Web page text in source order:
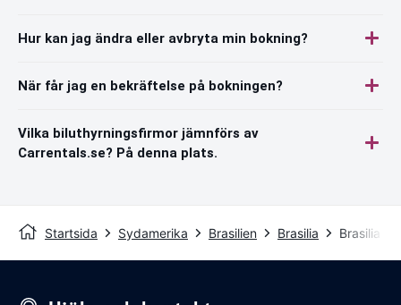
Hur kan jag ändra eller avbryta min bokning?
När får jag en bekräftelse på bokningen?
Vilka biluthyrningsfirmor jämnförs av
Carrentals.se? På denna plats.
Startsida Sydamerika Brasilien Brasilia Brasilia